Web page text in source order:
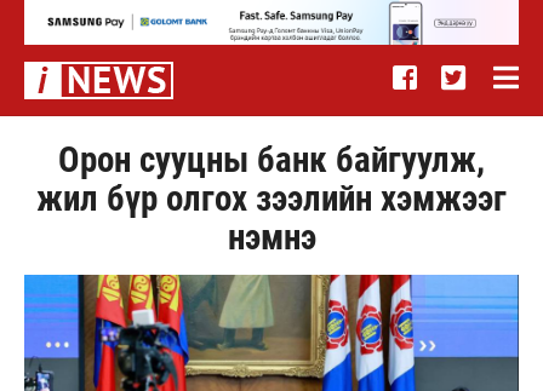
Орон сууцны банк байгуулж,
жил бүр олгох зээлийн хэмжээг
нэмнэ